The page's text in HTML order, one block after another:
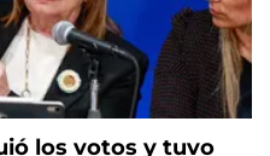
los votos y tuvo